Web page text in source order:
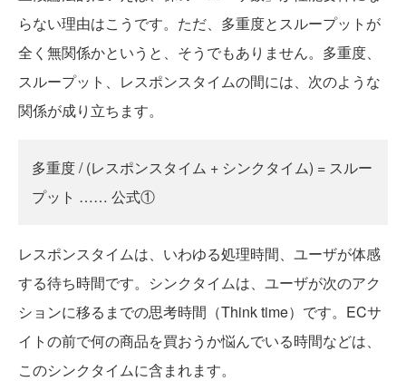
らない理由はこうです。ただ、多重度とスループットが
全く無関係かというと、そうでもありません。多重度、
スループット、レスポンスタイムの間には、次のような
関係が成り立ちます。
多重度 / (レスポンスタイム + シンクタイム) = スルー
プット …… 公式①
レスポンスタイムは、いわゆる処理時間、ユーザが体感
する待ち時間です。シンクタイムは、ユーザが次のアク
ションに移るまでの思考時間（Think time）です。ECサ
イトの前で何の商品を買おうか悩んでいる時間などは、
このシンクタイムに含まれます。